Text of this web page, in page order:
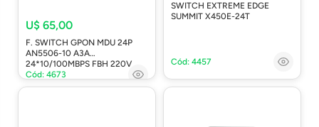
U$ 65,00
F. SWITCH GPON MDU 24P
AN5506-10 A3A
24*10/100MBPS FBH 220V
Cód: 4673
SWITCH EXTREME EDGE
SUMMIT X450E-24T
Cód: 4457